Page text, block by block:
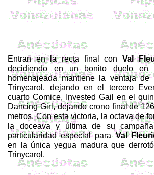
Entran en la recta final con Val
decidiendo en un bonito duelo en
homenajeada mantiene la ventaja
Trinycarol, dejando en el tercero
cuartoComice, Invested Gail en el
Dancing Girl, dejando crono final de
metros. Con esta victoria, la octava de
la doceava y última de su
particularidad especial paraVal
en la única yegua madura que
Trinycarol.